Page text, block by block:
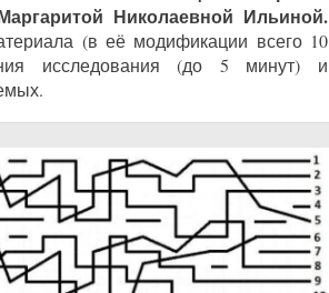
Николаевной Ильиной.
(в её модификации всего 10
исследования (до 5 минут) и